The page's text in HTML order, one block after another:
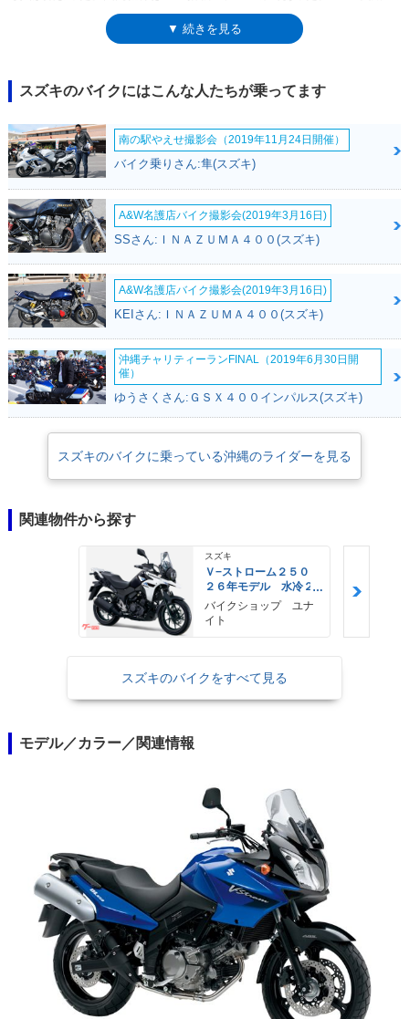
は派生モデルとして、スポークホイールやくちばし状のフロントカウルが
特徴的なVストローム650XTを加えた。2017年にはフルモデルチェンジを
排出ガス規制に対応した。
▼ 続きを見る
スズキのバイクにはこんな人たちが乗ってます
南の駅やえせ撮影会（2019年11月24日開催）
バイク乗りさん:隼(スズキ)
A&W名護店バイク撮影会(2019年3月16日)
SSさん:ＩＮＡＺＵＭＡ４００(スズキ)
A&W名護店バイク撮影会(2019年3月16日)
KEIさん:ＩＮＡＺＵＭＡ４００(スズキ)
沖縄チャリティーランFINAL（2019年6月30日開
催）
ゆうさくさん:ＧＳＸ４００インパルス(スズキ)
スズキのバイクに乗っている沖縄のライダーを見る
関連物件から探す
スズキ
Ｖ−ストローム２５０
２６年モデル 水冷２
気筒エンジン ＬＥＤ
ヘッドライト標準装備
バイクショップ ユナ
イト
スズキのバイクをすべて見る
モデル／カラー／関連情報